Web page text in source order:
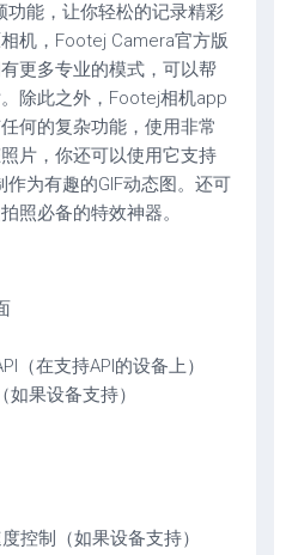
功能，让你轻松的记录精彩
机，Footej Camera官方版
更多专业的模式，可以帮
除此之外，Footej相机app
何的复杂功能，使用非常
片，你还可以使用它支持
作为有趣的GIF动态图。还可
照必备的特效神器。
（在支持API的设备上）
果设备支持）
控制（如果设备支持）